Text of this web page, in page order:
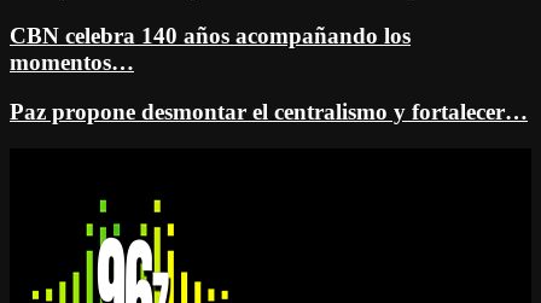
CBN celebra 140 años acompañando los
momentos…
Paz propone desmontar el centralismo y fortalecer…